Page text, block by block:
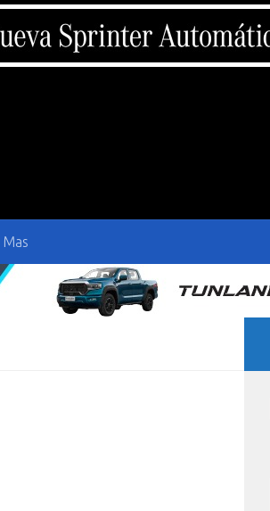
Mas